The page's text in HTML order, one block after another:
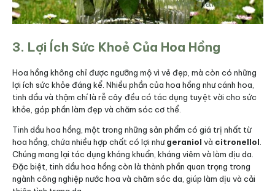
3. Lợi Ích Sức Khoẻ Của Hoa Hồng
Hoa hồng không chỉ được ngưỡng mộ vì vẻ đẹp, mà còn có những
lợi ích sức khỏe đáng kể. Nhiều phần của hoa hồng như cánh hoa,
tinh dầu và thậm chí là rễ cây đều có tác dụng tuyệt vời cho sức
khỏe, góp phần làm đẹp và chăm sóc cơ thể.
Tinh dầu hoa hồng, một trong những sản phẩm có giá trị nhất từ
hoa hồng, chứa nhiều hợp chất có lợi nhưgeraniol và citronellol
Chúng mang lại tác dụng kháng khuẩn, kháng viêm và làm dịu da.
Đặc biệt, tinh dầu hoa hồng còn là thành phần quan trọng trong
ngành công nghiệp nước hoa và chăm sóc da, giúp làm dịu và cải